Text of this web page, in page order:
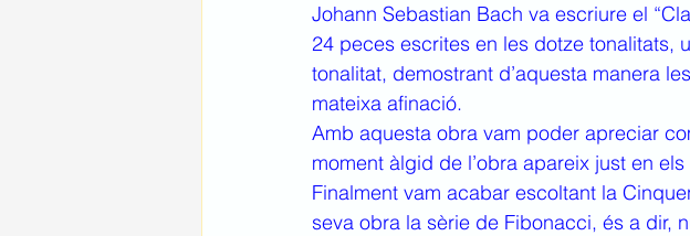
Johann Sebastian Bach va escriure el
24 peces escrites en les dotze tonalitats,
tonalitat, demostrant d’aquesta manera
mateixa afinació.
Amb aquesta obra vam poder apreciar
moment àlgid de l’obra apareix just en
Finalment vam acabar escoltant la
seva obra la sèrie de Fibonacci, és a dir,